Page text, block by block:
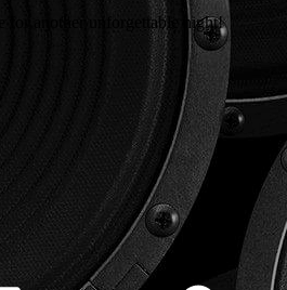
for another unforgettable night!